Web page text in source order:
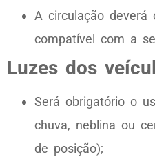
A circulação deverá
compatível com a
Luzes dos
Será obrigatório o
chuva, neblina ou
de posição);